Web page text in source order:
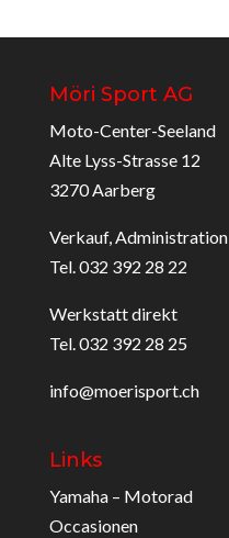
Möri Sport AG
Moto-Center-Seeland
Alte Lyss-Strasse 12
3270 Aarberg
Verkauf, Administration
Tel. 032 392 28 22
Werkstatt direkt
Tel. 032 392 28 25
info@moerisport.ch
Links
Yamaha – Motorad
Occasionen